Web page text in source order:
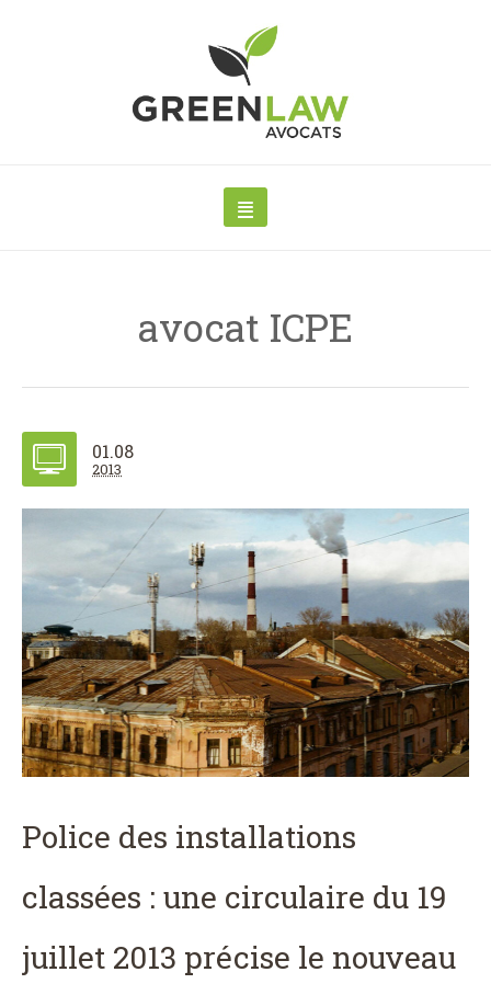
avocat ICPE
01.08
2013
Police des installations
classées : une circulaire du 19
juillet 2013 précise le nouveau